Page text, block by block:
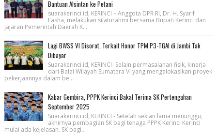
Bantuan Alsintan ke Petani
suarakerinci.id, KERINCI – Anggota DPR RI, Dr. H. Syarif
Fasha, melakukan silaturahmi bersama Bupati Kerinci dan
jajaran Pemerintah Daerah K...
Lagi BWSS VI Disorot, Terkait Honor TPM P3-TGAI di Jambi Tak
Dibayar
Suarakerinci.id, KERINCI- Selain permasalahan fisik, kinerja
dari Balai Wilayah Sumatera VI yang mengalokasikan proyek
pekerjaannya dalam be...
Kabar Gembira, PPPK Kerinci Bakal Terima SK Pertengahan
September 2025
Suarakerinci.id, KERINCI - Setelah sekian lama menunggu,
akhirnya pembagian SK bagi tenaga PPPK Kerinci Kerinci
mulai ada kejelasan. SK bagi...